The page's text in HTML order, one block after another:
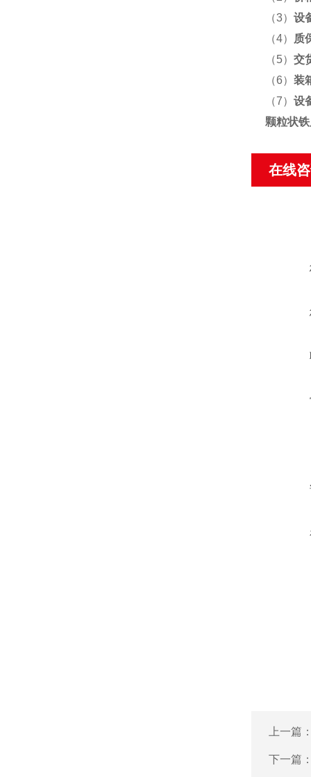
（3） 设
（4）
质
（5） 交
（6） 装
（7） 设
颗粒状
在线
上一篇
下一篇